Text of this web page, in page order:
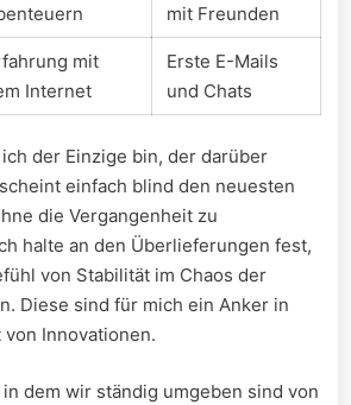
mit Freunden
mit
Internet
Erste E-Mails
und Chats
der Einzige‌ bin, der darüber
einfach blind den neuesten
‍die Vergangenheit zu
halte an den Überlieferungen fest,
von Stabilität im Chaos der
Diese‌ sind für mich ein Anker in
Innovationen.
dem wir ⁣ständig umgeben sind ⁣von⁣